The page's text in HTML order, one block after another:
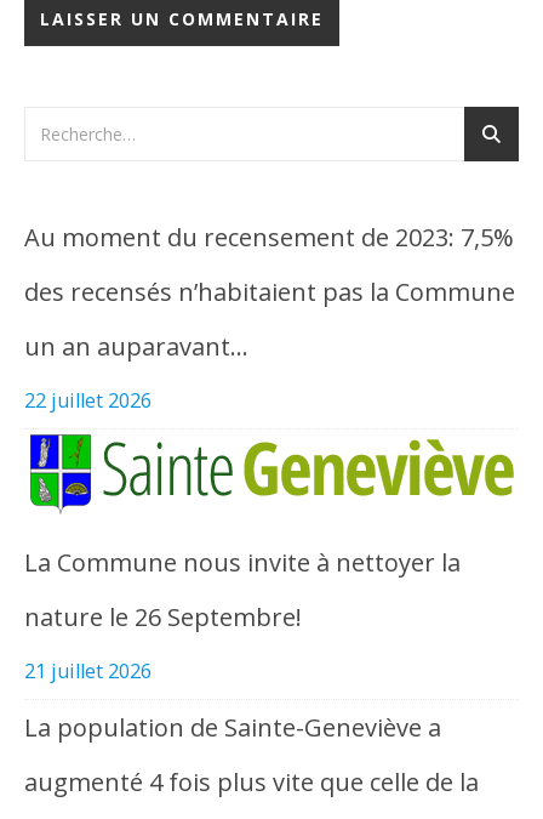
Au moment du recensement de 2023: 7,5%
des recensés n’habitaient pas la Commune
un an auparavant…
22 juillet 2026
La Commune nous invite à nettoyer la
nature le 26 Septembre!
21 juillet 2026
La population de Sainte-Geneviève a
augmenté 4 fois plus vite que celle de la